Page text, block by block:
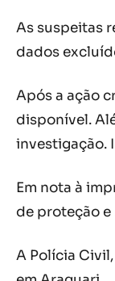
As suspeitas
dados
Após a ação
disponível.
investigação.
Em nota à
de proteção
A Polícia